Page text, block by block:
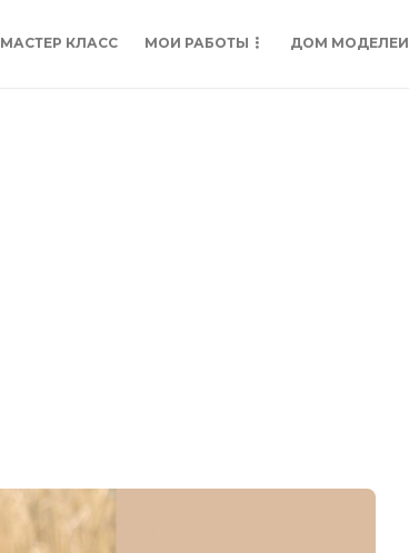
МАСТЕР КЛАСС МОИ РАБОТЫ ДОМ МОДЕЛЕИ